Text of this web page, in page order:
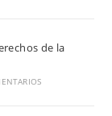
de la